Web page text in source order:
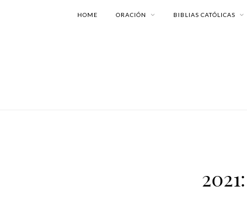
HOME ORACIÓN BIBLIAS CATÓLICAS